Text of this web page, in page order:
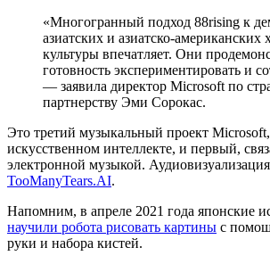
«Многогранный подход 88rising к
азиатских и азиатско-американских
культуры впечатляет. Они
готовность экспериментировать и
— заявила директор Microsoft по
партнерству Эми Сорокас.
Это третий музыкальный проект
искусственном интеллекте, и первый,
электронной музыкой.
TooManyTears.AI.
Напомним, в апреле 2021 года японские
научили робота рисовать картины с
руки и набора кистей.